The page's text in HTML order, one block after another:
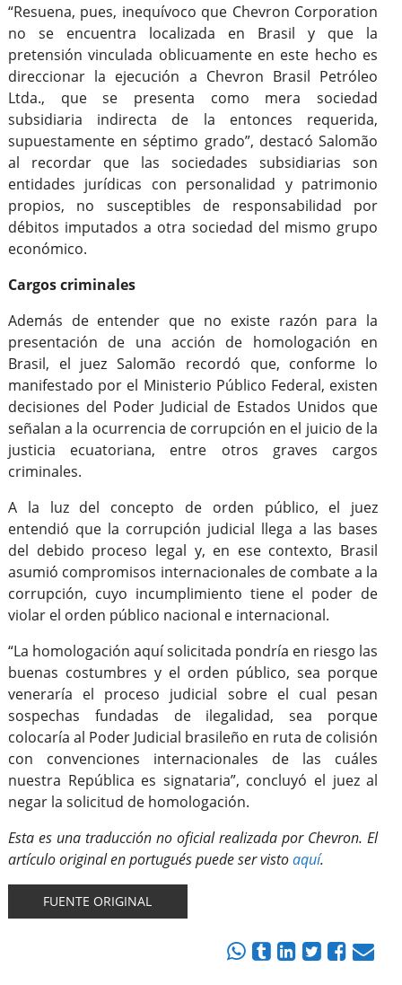
“Resuena, pues, inequívoco que Chevron Corporation
no se encuentra localizada en Brasil y que la
pretensión vinculada oblicuamente en este hecho es
direccionar la ejecución a Chevron Brasil Petróleo
Ltda., que se presenta como mera sociedad
subsidiaria indirecta de la entonces requerida,
supuestamente en séptimo grado”, destacó Salomão
al recordar que las sociedades subsidiarias son
entidades jurídicas con personalidad y patrimonio
propios, no susceptibles de responsabilidad por
débitos imputados a otra sociedad del mismo grupo
económico.
Cargos criminales
Además de entender que no existe razón para la
presentación de una acción de homologación en
Brasil, el juez Salomão recordó que, conforme lo
manifestado por el Ministerio Público Federal, existen
decisiones del Poder Judicial de Estados Unidos que
señalan a la ocurrencia de corrupción en el juicio de la
justicia ecuatoriana, entre otros graves cargos
criminales.
A la luz del concepto de orden público, el juez
entendió que la corrupción judicial llega a las bases
del debido proceso legal y, en ese contexto, Brasil
asumió compromisos internacionales de combate a la
corrupción, cuyo incumplimiento tiene el poder de
violar el orden público nacional e internacional.
“La homologación aquí solicitada pondría en riesgo las
buenas costumbres y el orden público, sea porque
veneraría el proceso judicial sobre el cual pesan
sospechas fundadas de ilegalidad, sea porque
colocaría al Poder Judicial brasileño en ruta de colisión
con convenciones internacionales de las cuáles
nuestra República es signataria”, concluyó el juez al
negar la solicitud de homologación.
Esta es una traducción no oficial realizada por Chevron. El
artículo original en portuguéspuede ser vistoaquí.
FUENTE ORIGINAL